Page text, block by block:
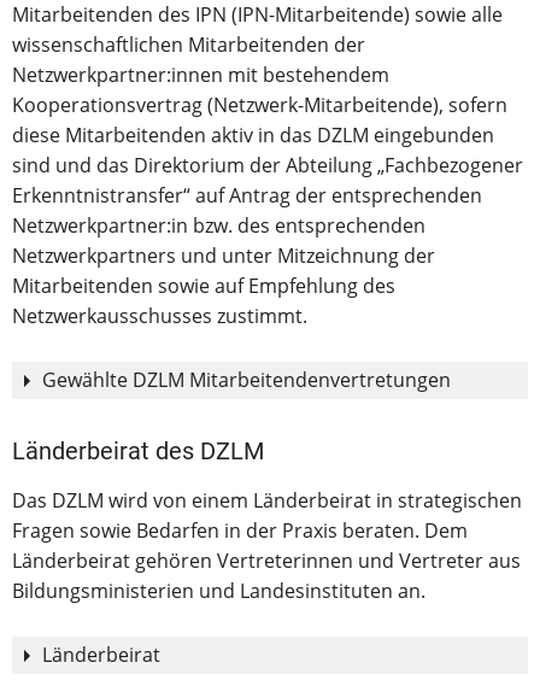
Die Koordination der
Eine Direktion einer
Mitarbeitenden des IPN (IPN-Mitarbeitende) sowie alle
wissenschaftlichen Mitarbeitenden der
Netzwerkpartner:innen mit bestehendem
Kooperationsvertrag (Netzwerk-Mitarbeitende), sofern
diese Mitarbeitenden aktiv in das DZLM eingebunden
sind und das Direktorium der Abteilung „Fachbezogener
Erkenntnistransfer“ auf Antrag der entsprechenden
Netzwerkpartner:in bzw. des entsprechenden
Netzwerkpartners und unter Mitzeichnung der
Mitarbeitenden sowie auf Empfehlung des
Netzwerkausschusses zustimmt.
Gewählte DZLM Mitarbeitendenvertretungen
Alix Richter (Stellvertretung)
Fabian Rösken (Stellvertretung)
Dilan Şahin-Gür
Länderbeirat des DZLM
Das DZLM wird von einem Länderbeirat in strategischen
Fragen sowie Bedarfen in der Praxis beraten. Dem
Länderbeirat gehören Vertreterinnen und Vertreter aus
Bildungsministerien und Landesinstituten an.
Länderbeirat